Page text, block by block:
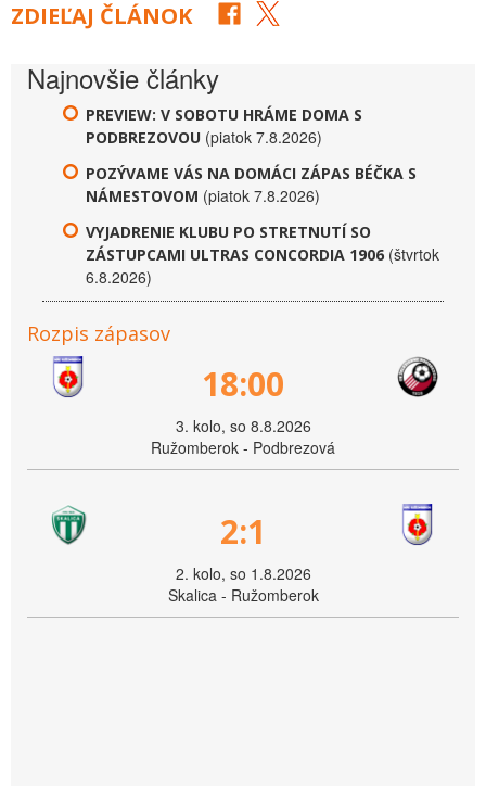
ZDIEĽAJ ČLÁNOK
Najnovšie články
PREVIEW: V SOBOTU HRÁME DOMA S
PODBREZOVOU (piatok 7.8.2026)
POZÝVAME VÁS NA DOMÁCI ZÁPAS BÉČKA S
NÁMESTOVOM (piatok 7.8.2026)
VYJADRENIE KLUBU PO STRETNUTÍ SO
ZÁSTUPCAMI ULTRAS CONCORDIA 1906 (štvrtok
6.8.2026)
Rozpis zápasov
18:00
3. kolo, so 8.8.2026
Ružomberok - Podbrezová
2:1
2. kolo, so 1.8.2026
Skalica - Ružomberok